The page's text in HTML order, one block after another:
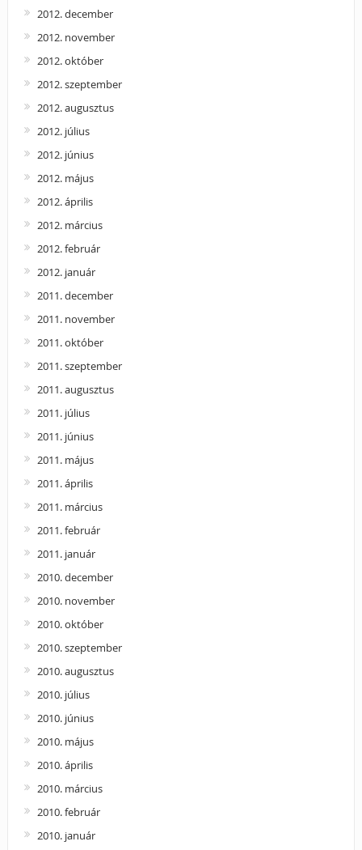
2012. december
2012. november
2012. október
2012. szeptember
2012. augusztus
2012. július
2012. június
2012. május
2012. április
2012. március
2012. február
2012. január
2011. december
2011. november
2011. október
2011. szeptember
2011. augusztus
2011. július
2011. június
2011. május
2011. április
2011. március
2011. február
2011. január
2010. december
2010. november
2010. október
2010. szeptember
2010. augusztus
2010. július
2010. június
2010. május
2010. április
2010. március
2010. február
2010. január